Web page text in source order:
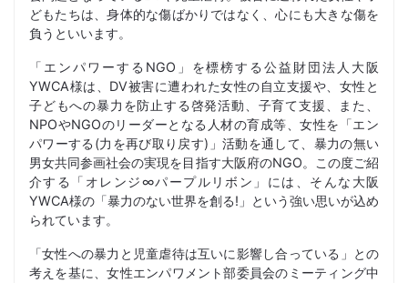
どもたちは、身体的な傷ばかりではなく、心にも大きな傷を
負うといいます。
「エンパワーするNGO」を標榜する公益財団法人大阪
YWCA様は、DV被害に遭われた女性の自立支援や、女性と
子どもへの暴力を防止する啓発活動、子育て支援、また、
NPOやNGOのリーダーとなる人材の育成等、女性を「エン
パワーする(力を再び取り戻す)」活動を通して、暴力の無い
男女共同参画社会の実現を目指す大阪府のNGO。この度ご紹
介する「オレンジ∞パープルリボン」には、そんな大阪
YWCA様の「暴力のない世界を創る!」という強い思いが込め
られています。
「女性への暴力と児童虐待は互いに影響し合っている」との
考えを基に、女性エンパワメント部委員会のミーティング中